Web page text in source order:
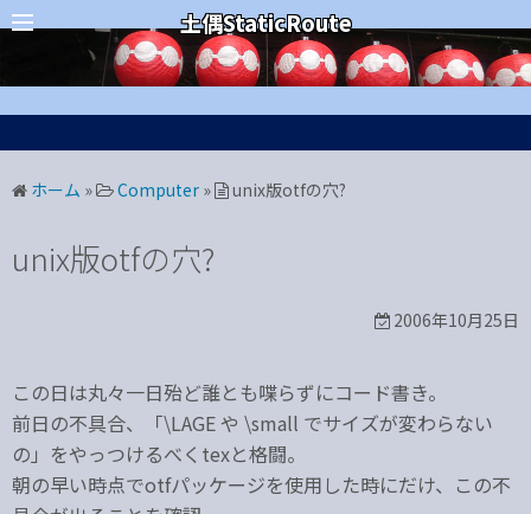
コ
ン
ス
ッ
土偶StaticRoute
カテゴリー
ホーム » Computer » unix版otfの穴?
unix版otfの穴?
2006年10月25日
この日は丸々一日殆ど誰とも喋らずにコード書き。
前日の不具合、「\LAGE や \small でサイズが変わらない
の」をやっつけるべくtexと格闘。
朝の早い時点でotfパッケージを使用した時にだけ、この不